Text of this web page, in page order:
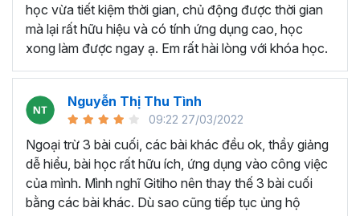
thêm ký hiệu tiền tệ, viết biểu thức hóa học - toán
học và loại bỏ dữ liệu trùng lặp.
Tổng hợp thủ thuật với hàm, công thức bao gồm
cách tắt/mở gợi ý khi viết hàm, đặt tên và sử dụng
gian.
Tổng hợp hàm, công thức tính toán theo thời gian
như hàm tính toán theo tháng, tuổi, ngày hết hạn
hợp đồng,...
Hướng dẫn dùng các hàm và công thức nâng cao
nhưSUM, SUMIFS, VLOOKUP, INDEX, và các thủ
học vừa tiết kiệm thời gian, chủ động được thời gian
mà lại rất hữu hiệu và có tính ứng dụng cao, học
xong làm được ngay ạ. Em rất hài lòng với khóa học.
Nguyễn Thị Thu Tình
09:22 27/03/2022
Ngoại trừ 3 bài cuối, các bài khác đều ok, thầy giảng
dễ hiểu, bài học rất hữu ích, ứng dụng vào công việc
của mình. Mình nghĩ Gitiho nên thay thế 3 bài cuối
bằng các bài khác. Dù sao cũng tiếp tục ủng hộ